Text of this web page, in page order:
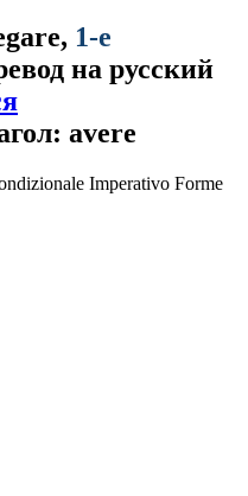
, 1-е
avere
Imperativo Forme